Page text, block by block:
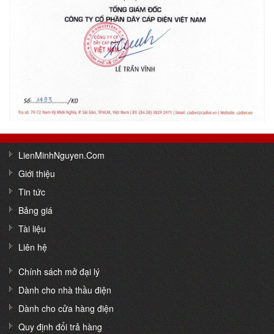
LienMinhNguyen.Com
Giới thiệu
Tin tức
Bảng giá
Tài liệu
Liên hệ
Chính sách mở đại lý
Dành cho nhà thầu điện
Dành cho cửa hàng điện
Quy định đổi trả hàng